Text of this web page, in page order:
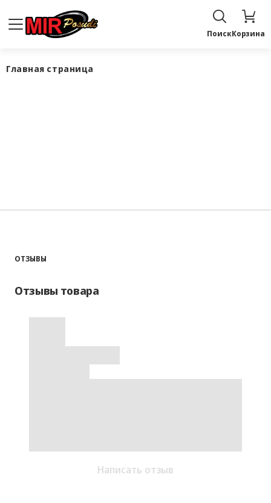
ПоискКорзина
Главная страница
ОТЗЫВЫ
Отзывы товара
Написать отзыв